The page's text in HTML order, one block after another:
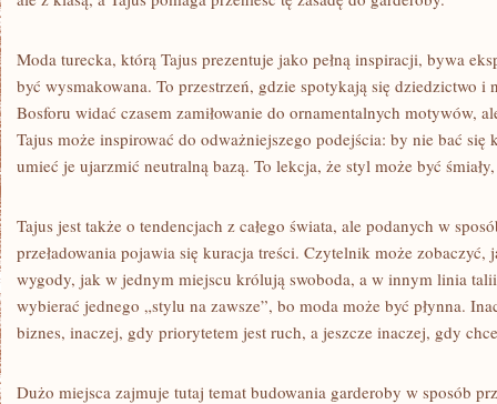
Moda turecka, którą Tajus prezentuje jako pełną inspiracji, bywa
być wysmakowana. To przestrzeń, gdzie spotykają się dziedzictwo i
Bosforu widać czasem zamiłowanie do ornamentalnych motywów,
Tajus może inspirować do odważniejszego podejścia: by nie bać się
umieć je ujarzmić neutralną bazą. To lekcja, że styl może być
Tajus jest także o tendencjach z całego świata, ale podanych w
przeładowania pojawia się kuracja treści. Czytelnik może
wygody, jak w jednym miejscu królują swoboda, a w innym linia
wybierać jednego „stylu na zawsze”, bo moda może być płynna.
biznes, inaczej, gdy priorytetem jest ruch, a jeszcze inaczej, gdy
Dużo miejsca zajmuje tutaj temat budowania garderoby w sposób